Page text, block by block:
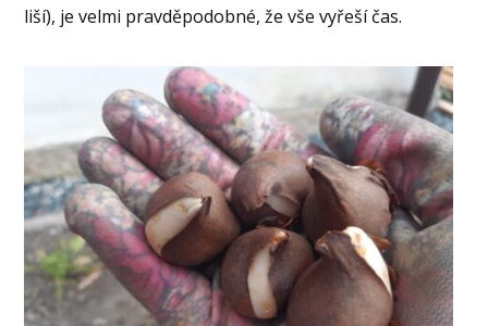
liší), je velmi pravděpodobné, že vše vyřeší čas.